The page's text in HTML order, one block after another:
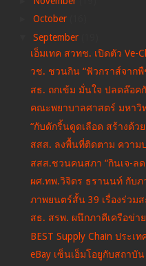
October
September
เอ็มเทค สวทช. เปิดตัว
วช. ชวนกิน “ฟัวกราส์จากพื
สธ. ถกเข้ม มั่นใจ ปลดล๊อ
คณะพยาบาลศาสตร์ มหาวิ
“กับดักริ้นดูดเลือด สร้างด้ว
สสส. ลงพื้นที่ติดตาม ความ
สสส.ชวนคนสภา “กินเจ-ล
ผศ.ทพ.วิจิตร ธรานนท์ กับ
ภาพยนตร์สั้น 39 เรื่องร่วม
สธ. สรพ. ผนึกภาคีเครือข่า
BEST Supply Chain ประ
eBay เซ็นเอ็มโอยูกับสถา